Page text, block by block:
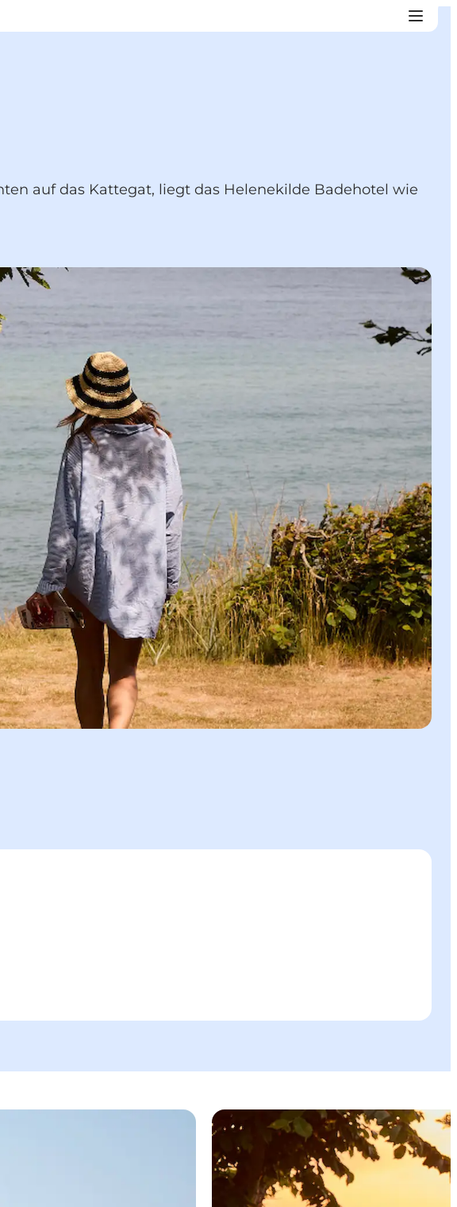
auf das Kattegat, liegt das Helenekilde Badehotel wie